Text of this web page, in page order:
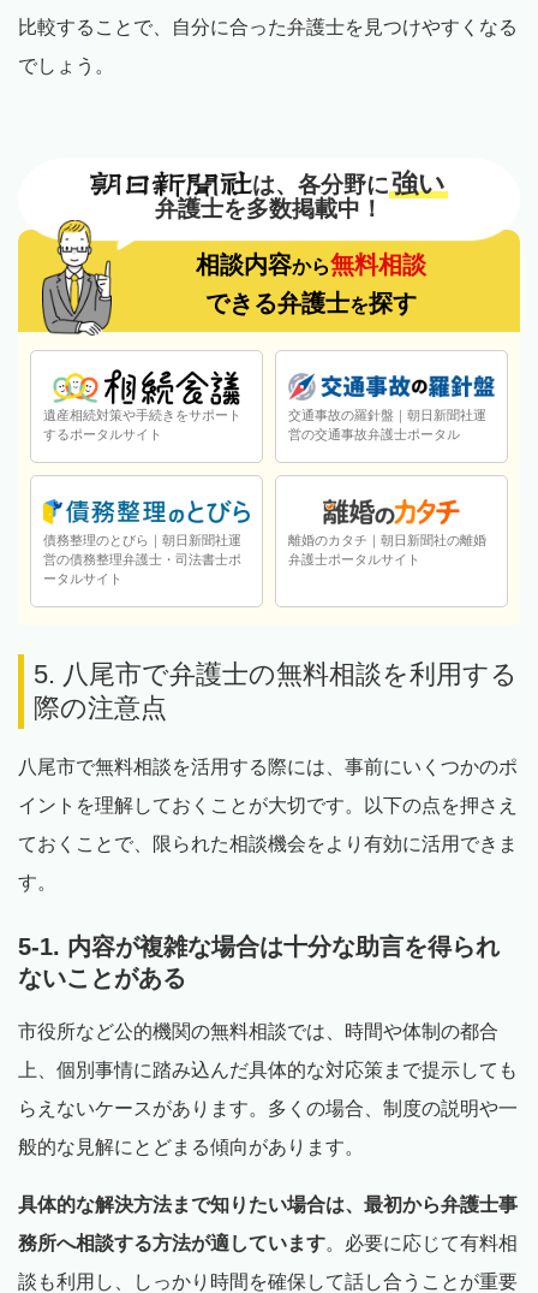
比較することで、自分に合った弁護士を見つけやすくなる
でしょう。
は、各分野に強い
弁護士を多数掲載中！
相談内容から無料相談
できる弁護士を探す
遺産相続対策や手続きをサポート
するポータルサイト
交通事故の羅針盤｜朝日新聞社運
営の交通事故弁護士ポータル
債務整理のとびら｜朝日新聞社運
営の債務整理弁護士・司法書士ポ
ータルサイト
離婚のカタチ｜朝日新聞社の離婚
弁護士ポータルサイト
5. 八尾市で弁護士の無料相談を利用する
際の注意点
八尾市で無料相談を活用する際には、事前にいくつかのポ
イントを理解しておくことが大切です。以下の点を押さえ
ておくことで、限られた相談機会をより有効に活用できま
す。
5-1. 内容が複雑な場合は十分な助言を得られ
ないことがある
市役所など公的機関の無料相談では、時間や体制の都合
上、個別事情に踏み込んだ具体的な対応策まで提示しても
らえないケースがあります。多くの場合、制度の説明や一
般的な見解にとどまる傾向があります。
具体的な解決方法まで知りたい場合は、最初から弁護士事
務所へ相談する方法が適しています。必要に応じて有料相
談も利用し、しっかり時間を確保して話し合うことが重要